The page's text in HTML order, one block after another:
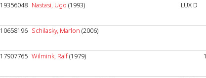
19356048 Nastasi, Ugo (1993) LUX D
10658196 Schilasky, Marlon (2006)
17907765 Wilmink, Ralf(1979)